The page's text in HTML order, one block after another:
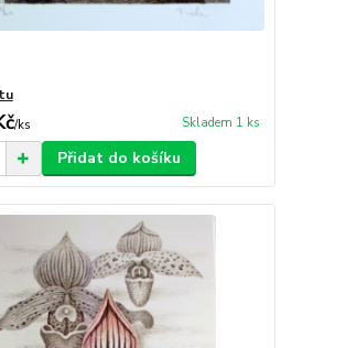
/ks Skladem 1 ks
Přidat do košíku